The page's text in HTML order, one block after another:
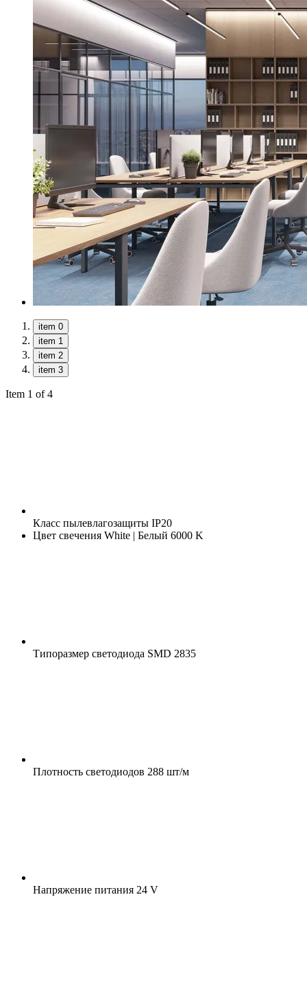
item 0
item 1
item 2
item 3
Item 1 of 4
Класс пылевлагозащиты IP20
Цвет свечения White | Белый 6000 K
Типоразмер светодиода SMD 2835
Плотность светодиодов 288 шт/м
Напряжение питания 24 V